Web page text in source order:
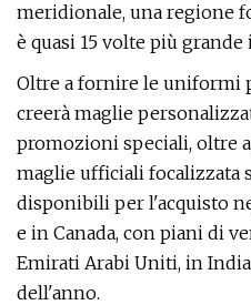
meridionale, una regione
è quasi 15 volte più
Oltre a fornire le uniformi
creerà maglie
promozioni speciali, oltre
maglie ufficiali focalizzata
disponibili per l'acquisto
e in Canada, con piani di
Emirati Arabi Uniti, in
dell'anno.